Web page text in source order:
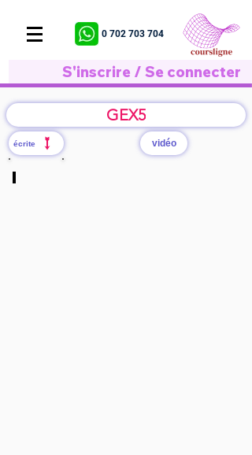
0 702 703 704
S'inscrire / Se connecter
GEX5
écrite vidéo